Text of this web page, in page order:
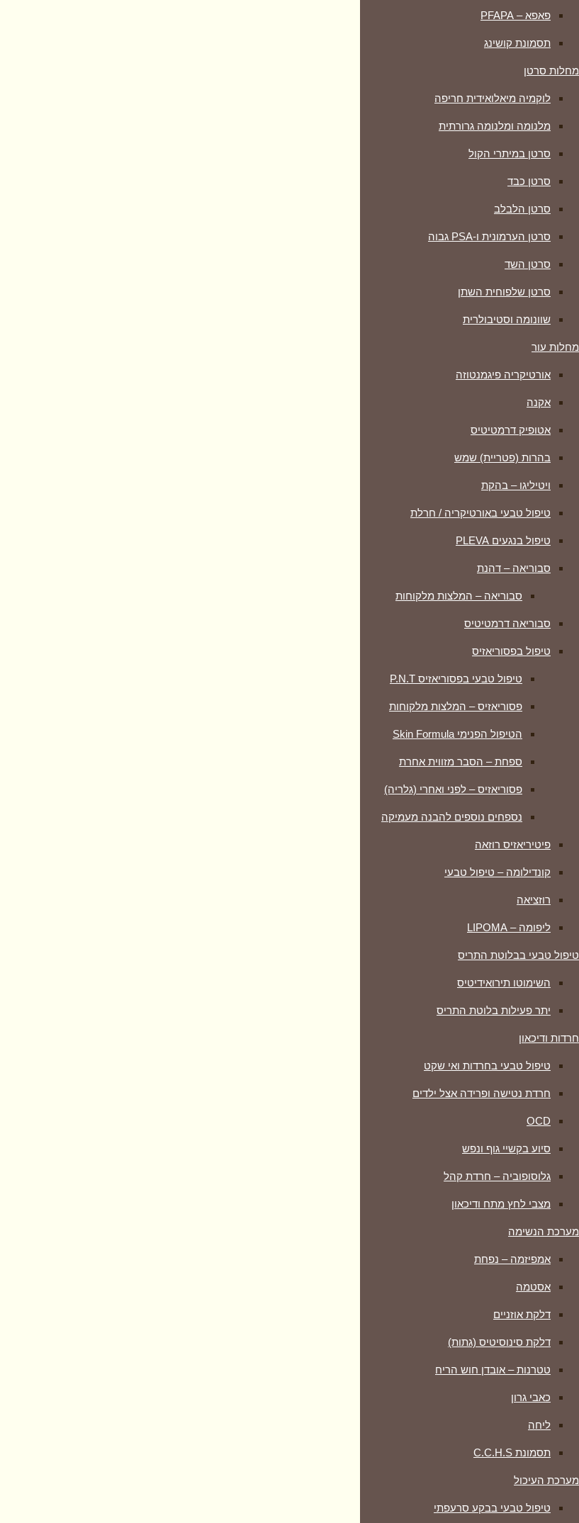
פאפא – PFAPA
תסמונת קושינג
מחלות סרטן
לוקמיה מיאלואידית חריפה
מלנומה ומלנומה גרורתית
סרטן במיתרי הקול
סרטן כבד
סרטן הלבלב
סרטן הערמונית ו-PSA גבוה
סרטן השד
סרטן שלפוחית השתן
שוונומה וסטיבולרית
מחלות עור
אורטיקריה פיגמנטוזה
אקנה
אטופיק דרמטיטיס
בהרות (פטריית) שמש
ויטיליגו – בהקת
טיפול טבעי באורטיקריה / חרלת
טיפול בנגעים PLEVA
סבוריאה – דהנת
סבוריאה – המלצות מלקוחות
סבוריאה דרמטיטיס
טיפול בפסוריאזיס
טיפול טבעי בפסוריאזיס P.N.T
פסוריאזיס – המלצות מלקוחות
הטיפול הפנימי Skin Formula
ספחת – הסבר מזווית אחרת
פסוריאזיס – לפני ואחרי (גלריה)
נספחים נוספים להבנה מעמיקה
פיטיריאזיס רוזאה
קונדילומה – טיפול טבעי
רוזציאה
ליפומה – LIPOMA
טיפול טבעי בבלוטת התריס
השימוטו תירואידיטיס
יתר פעילות בלוטת התריס
חרדות ודיכאון
טיפול טבעי בחרדות ואי שקט
חרדת נטישה ופרידה אצל ילדים
OCD
סיוע בקשיי גוף ונפש
גלוסופוביה – חרדת קהל
מצבי לחץ מתח ודיכאון
מערכת הנשימה
אמפיזמה – נפחת
אסטמה
דלקת אוזניים
דלקת סינוסיטיס (גתות)
טטרנות – אובדן חוש הריח
כאבי גרון
ליחה
תסמונת C.C.H.S
מערכת העיכול
טיפול טבעי בבקע סרעפתי